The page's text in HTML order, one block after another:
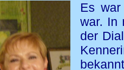
Es
war. In
der